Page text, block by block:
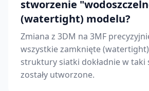
stworzenie
(watertight) modelu?
Zmiana z 3DM na 3MF
wszystkie zamknięte
struktury siatki dokładnie w taki
zostały utworzone.